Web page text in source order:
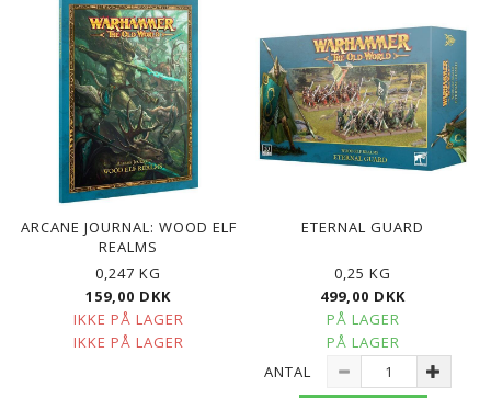
ARCANE JOURNAL: WOOD ELF
REALMS
0,247 KG
159,00 DKK
IKKE PÅ LAGER
IKKE PÅ LAGER
ETERNAL GUARD
0,25 KG
499,00 DKK
PÅ LAGER
PÅ LAGER
ANTAL